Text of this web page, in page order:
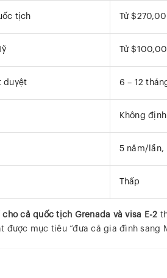
tịch Từ
Từ
duyệt 6 – 12
Không
5 năm/lần,
Thấp
cho cả quốc tịch Grenada và visa E-2
được mục tiêu “đưa cả gia đình sang